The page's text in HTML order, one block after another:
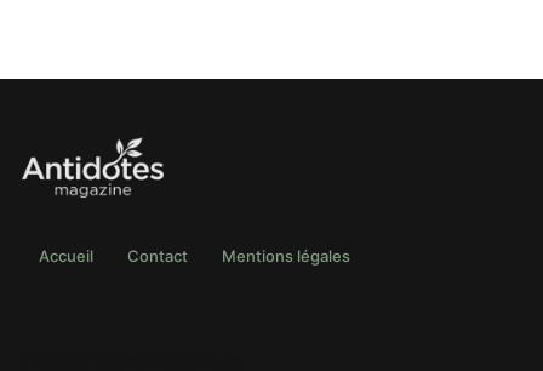
Accueil Contact Mentions légales